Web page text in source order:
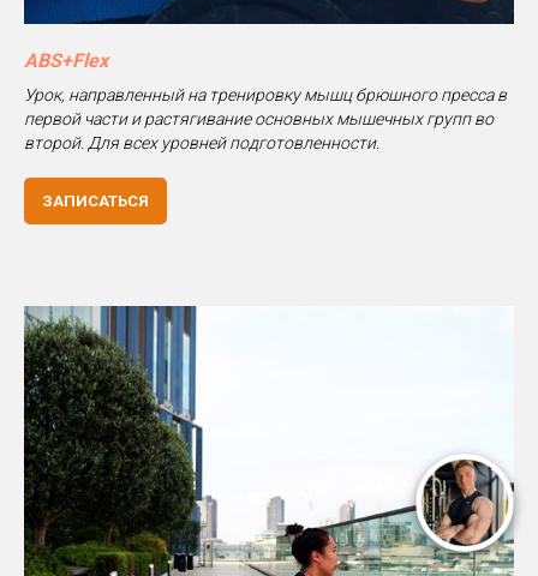
ABS+Flex
Урок, направленный на тренировку мышц брюшного пресса в
первой части и растягивание основных мышечных групп во
второй. Для всех уровней подготовленности.
ЗАПИСАТЬСЯ